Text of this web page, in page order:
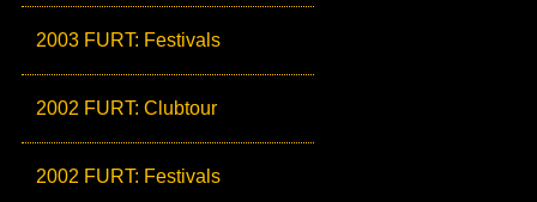
2003 FURT: Festivals
2002 FURT: Clubtour
2002 FURT: Festivals